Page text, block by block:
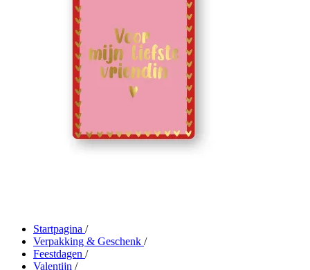
Startpagina /
Verpakking & Geschenk /
Feestdagen /
Valentijn /